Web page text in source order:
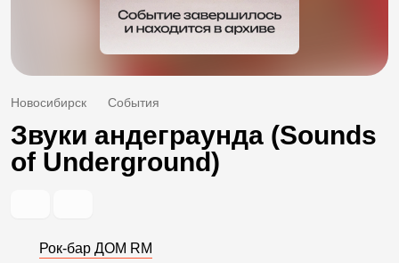
Новосибирск События
Звуки андеграунда (Sounds
of Underground)
Рок-бар ДОМ RM